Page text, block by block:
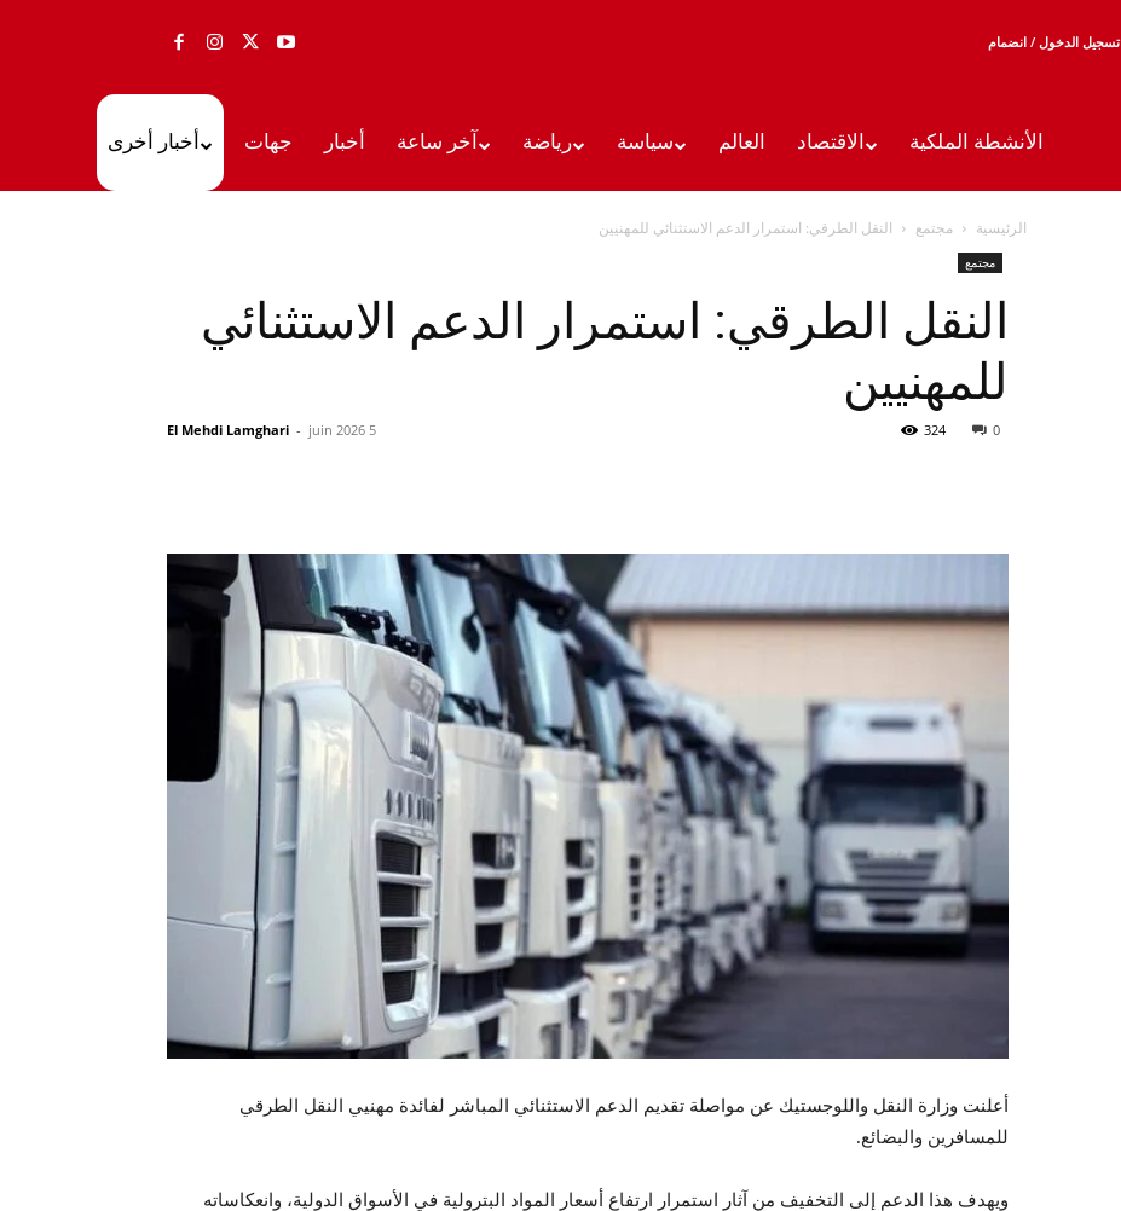
تسجيل الدخول / انضمام
أخبار أخرى جهات أخبار آخر ساعة رياضة سياسة العالم الاقتصاد الأنشطة الملكية
الرئيسية مجتمع النقل الطرقي: استمرار الدعم الاستثنائي للمهنيين
مجتمع
النقل الطرقي: استمرار الدعم الاستثنائي
للمهنيين
El Mehdi Lamghari - 5 juin 2026 0
324
أعلنت وزارة النقل واللوجستيك عن مواصلة تقديم الدعم الاستثنائي المباشر لفائدة مهنيي النقل الطرقي
للمسافرين والبضائع.
ويهدف هذا الدعم إلى التخفيف من آثار استمرار ارتفاع أسعار المواد البترولية في الأسواق الدولية، وانعكاساته